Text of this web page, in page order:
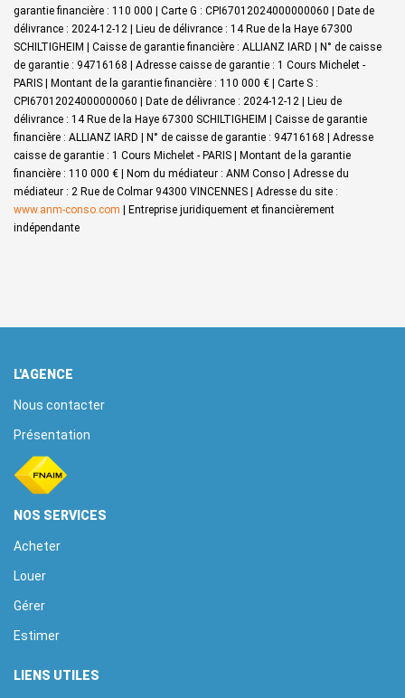
garantie financière : 110 000 | Carte G : CPI67012024000000060 | Date de
délivrance : 2024-12-12 | Lieu de délivrance : 14 Rue de la Haye 67300
SCHILTIGHEIM | Caisse de garantie financière : ALLIANZ IARD | N° de caisse
de garantie : 94716168 | Adresse caisse de garantie : 1 Cours Michelet -
PARIS | Montant de la garantie financière : 110 000 € | Carte S :
CPI67012024000000060 | Date de délivrance : 2024-12-12 | Lieu de
délivrance : 14 Rue de la Haye 67300 SCHILTIGHEIM | Caisse de garantie
financière : ALLIANZ IARD | N° de caisse de garantie : 94716168 | Adresse
caisse de garantie : 1 Cours Michelet - PARIS | Montant de la garantie
financière : 110 000 € | Nom du médiateur : ANM Conso | Adresse du
médiateur : 2 Rue de Colmar 94300 VINCENNES | Adresse du site :
www.anm-conso.com | Entreprise juridiquement et financièrement
indépendante
L'AGENCE
Nous contacter
Présentation
NOS SERVICES
Acheter
Louer
Gérer
Estimer
LIENS UTILES